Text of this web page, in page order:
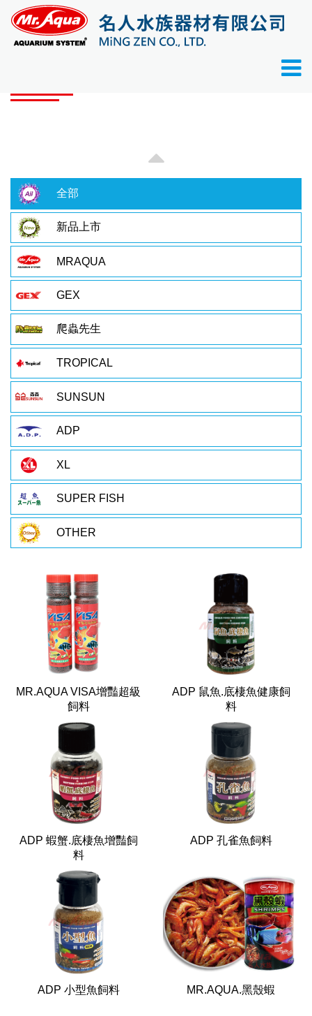
產品目錄
全部
新品上市
MRAQUA
GEX
爬蟲先生
TROPICAL
SUNSUN
ADP
XL
SUPER FISH
OTHER
MR.AQUA VISA增豔超級
飼料
ADP 鼠魚.底棲魚健康飼
料
ADP 蝦蟹.底棲魚增豔飼
料
ADP 孔雀魚飼料
ADP 小型魚飼料 MR.AQUA.黑殼蝦